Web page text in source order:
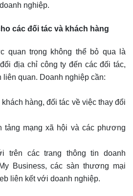
nghiệp.
các đối tác và khách hàng
quan trọng không thể bỏ qua là
địa chỉ công ty đến các đối tác,
liên quan. Doanh nghiệp cần:
hàng, đối tác về việc thay đổi
tảng mạng xã hội và các phương
trên các trang thông tin doanh
Business, các sàn thương mại
liên kết với doanh nghiệp.